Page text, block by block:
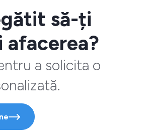
să-ți
afacerea?
a solicita o